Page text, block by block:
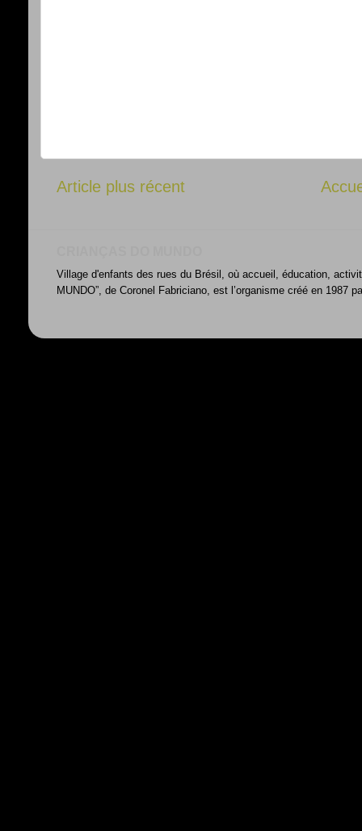
Article plus récent
Village d'enfants des rues du Brésil, où accueil, éducation,
MUNDO”, de Coronel Fabriciano, est l’organisme créé en